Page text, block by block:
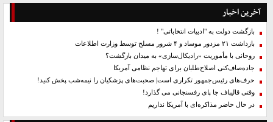
آخرین اخبار
بازگشت دولت به "ادبیات انتخاباتی" !
بازداشت ۲۱ مزدور موساد و ۴ شرور مسلح توسط وزارت اطلاعات
روحانی با مأموریت «رادیکال‌سازی» به میدان بازگشت؟
جاده‌صاف‌کنی اصلاح‌طلبان برای تهاجم نظامی آمریکا
حرف‌های رئیس‌جمهور تکراری است| صحبت‌های پزشکیان را نیمه‌شب پخش کنید!
وقتی قالیباف جا پای رفسنجانی می گذارد!
در حال حاضر مذاکره‌ای با آمریکا نداریم